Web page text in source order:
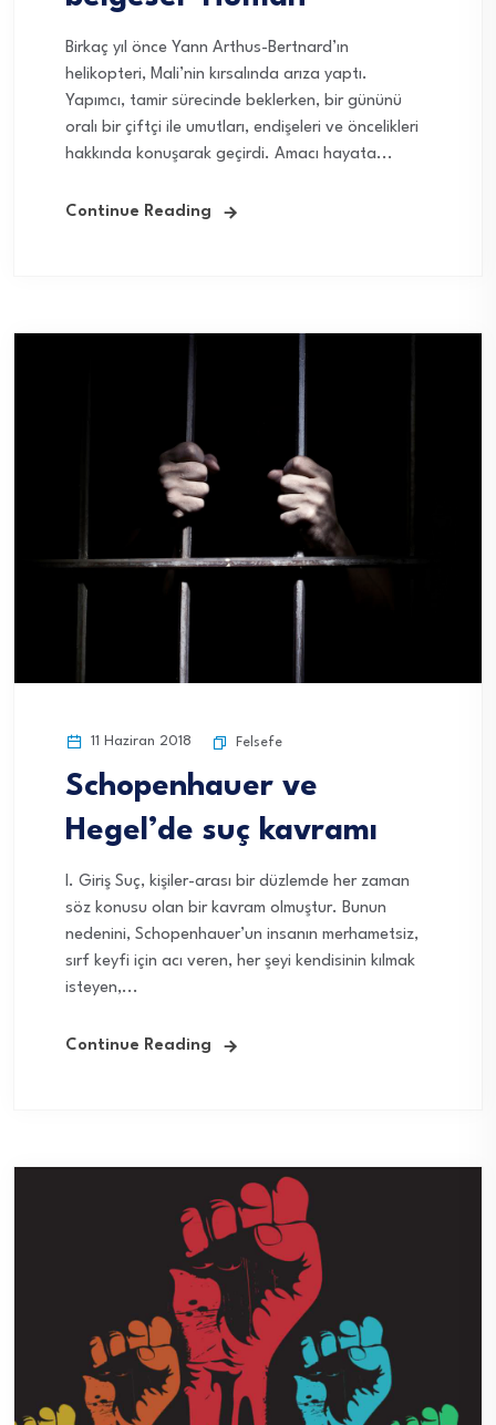
Birkaç yıl önce Yann Arthus-Bertnard’ın
helikopteri, Mali’nin kırsalında arıza yaptı.
Yapımcı, tamir sürecinde beklerken, bir gününü
oralı bir çiftçi ile umutları, endişeleri ve öncelikleri
hakkında konuşarak geçirdi. Amacı hayata...
Continue Reading
11 Haziran 2018 Felsefe
Schopenhauer ve
Hegel’de suç kavramı
I. Giriş Suç, kişiler-arası bir düzlemde her zaman
söz konusu olan bir kavram olmuştur. Bunun
nedenini, Schopenhauer’un insanın merhametsiz,
sırf keyfi için acı veren, her şeyi kendisinin kılmak
isteyen,...
Continue Reading